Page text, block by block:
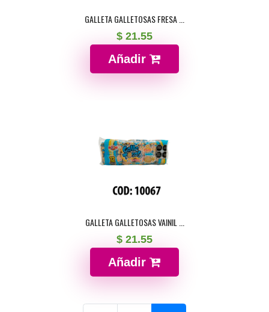
GALLETA GALLETOSAS FRESA ...
$ 21.55
Añadir
GALLETA GALLETOSAS VAINIL ...
$ 21.55
Añadir